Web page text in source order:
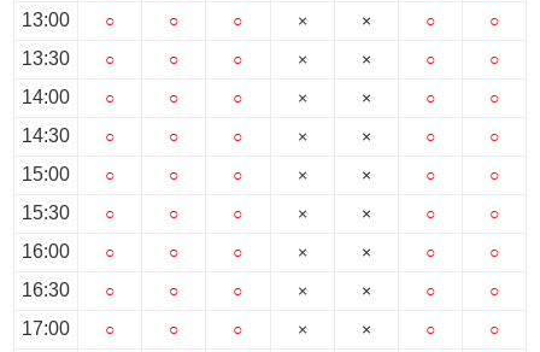
13:00
13:30
14:00
14:30
15:00
15:30
16:00
16:30
17:00
○
○
○
○
○
○
○
○
○
○
○
○
○
○
○
○
○
○
○
○
○
○
○
○
○
○
○
×
×
×
×
×
×
×
×
×
×
×
×
×
×
×
×
×
×
○
○
○
○
○
○
○
○
○
○
○
○
○
○
○
○
○
○